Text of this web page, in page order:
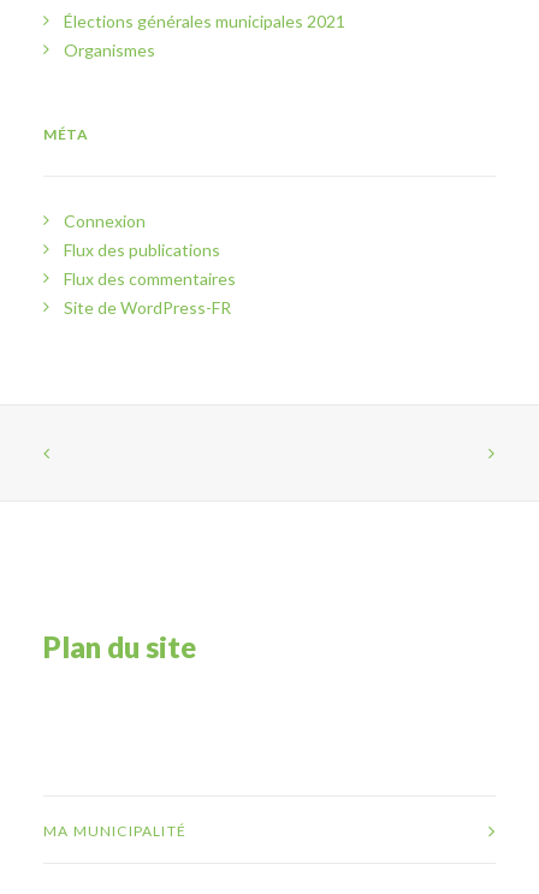
Élections générales municipales 2021
Organismes
MÉTA
Connexion
Flux des publications
Flux des commentaires
Site de WordPress-FR
Plan du site
MA MUNICIPALITÉ